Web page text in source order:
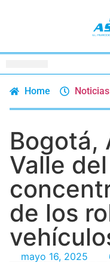
Home
Bogotá,
Valle
de los
mayo 16, 2025